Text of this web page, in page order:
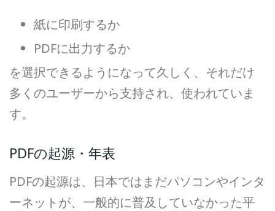
紙に印刷するか
PDFに出力するか
を選択できるようになって久しく、それだけ
多くのユーザーから支持され、使われていま
す。
PDFの起源・年表
PDFの起源は、日本ではまだパソコンやインタ
ーネットが、一般的に普及していなかった平